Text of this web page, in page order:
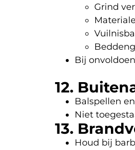
Grind
Bij
12.
Balspellen
Niet
13.
Houd bij